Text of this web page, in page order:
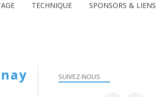
TECHNIQUE SPONSORS & LIENS
SUIVEZ-NOUS